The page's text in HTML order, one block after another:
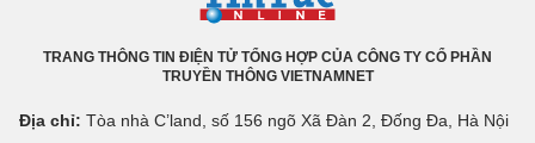
TRANG THÔNG TIN ĐIỆN TỬ TỔNG HỢP CỦA CÔNG TY CỔ PHẦN
TRUYỀN THÔNG VIETNAMNET
Địa chỉ: Tòa nhà C’land, số 156 ngõ Xã Đàn 2, Đống Đa, Hà Nội